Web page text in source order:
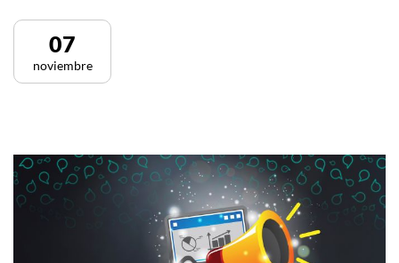
07
noviembre